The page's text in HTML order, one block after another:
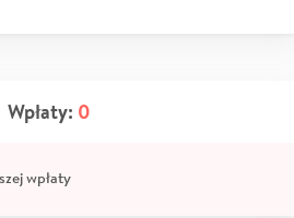
Wpłaty: 0
wpłaty